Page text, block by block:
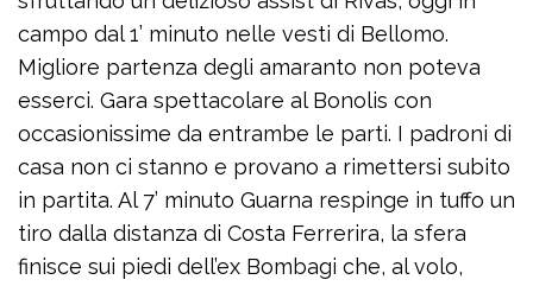
campo dal 1’ minuto nelle vesti di Bellomo.
Migliore partenza degli amaranto non poteva
esserci. Gara spettacolare al Bonolis con
occasionissime da entrambe le parti. I padroni di
casa non ci stanno e provano a rimettersi subito
in partita. Al 7’ minuto Guarna respinge in tuffo un
tiro dalla distanza di Costa Ferrerira, la sfera
finisce sui piedi dell’ex Bombagi che, al volo,